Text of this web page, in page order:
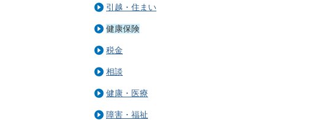
引越・住まい
健康保険
税金
相談
健康・医療
障害・福祉